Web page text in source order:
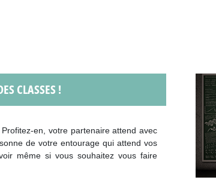
CLASSES !
en, votre partenaire attend avec
de votre entourage qui attend vos
même si vous souhaitez vous faire